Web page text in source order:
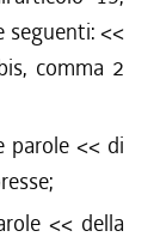
seguenti: <<
comma 2
parole << di
<< della